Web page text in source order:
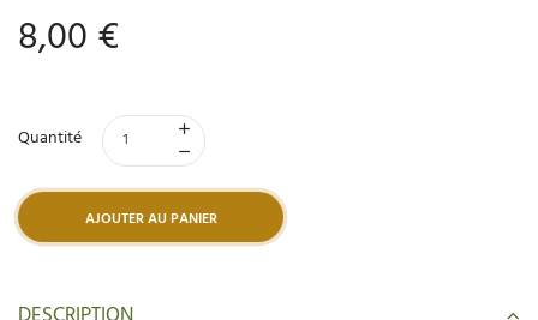
8,00 €
Quantité
AJOUTER AU PANIER